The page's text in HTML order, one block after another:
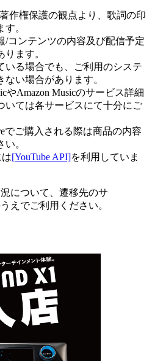
作権保護の観点より、歌詞の印
。
/コンテンツの内容及び配信予定
ます。
いる場合でも、ご利用のシステ
い場合があります。
やAmazon Musicのサービス詳細
いては各サービスにて十分にご
でご購入される際は商品の内容
。
[YouTube API]を利用していま
について、遷移先のサ
えでご利用ください。